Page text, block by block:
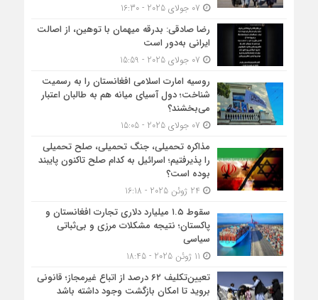
رضا صادقی: بدرقه میهمان با توهین، از اصالت
ایرانی به‌دور است
روسیه امارت اسلامی افغانستان را به رسمیت
شناخت؛ دول آسیای میانه هم به طالبان اعتبار
می‎‌بخشند؟
مذاکره تحمیلی، جنگ تحمیلی، صلح تحمیلی
را پذیرفتیم؛ اسرائیل به کدام صلح تاکنون پایبند
بوده است؟
سقوط ۱.۵ میلیارد دلاری تجارت افغانستان و
پاکستان؛ نتیجه مشکلات مرزی و بی‌ثباتی
سیاسی
تعیین‌تکلیف ۶۲ درصد از اتباع غیرمجاز؛ قانونی
بروید تا امکان بازگشت وجود داشته باشد